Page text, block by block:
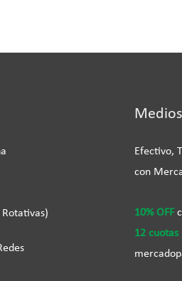
Efectivo,
con
10% OFF
12